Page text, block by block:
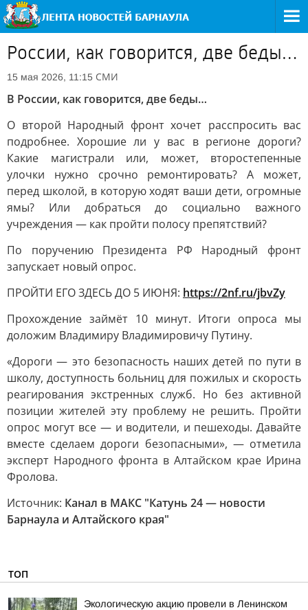
России, как говорится, две беды…
15 мая 2026, 11:15 СМИ
В России, как говорится, две беды…
О второй Народный фронт хочет расспросить вас
подробнее. Хорошие ли у вас в регионе дороги?
Какие магистрали или, может, второстепенные
улочки нужно срочно ремонтировать? А может,
перед школой, в которую ходят ваши дети, огромные
ямы? Или добраться до социально важного
учреждения — как пройти полосу препятствий?
По поручению Президента РФ Народный фронт
запускает новый опрос.
ПРОЙТИ ЕГО ЗДЕСЬ ДО 5 ИЮНЯ: https://2nf.ru/jbvZy
Прохождение займёт 10 минут. Итоги опроса мы
доложим Владимиру Владимировичу Путину.
«Дороги — это безопасность наших детей по пути в
школу, доступность больниц для пожилых и скорость
реагирования экстренных служб. Но без активной
позиции жителей эту проблему не решить. Пройти
опрос могут все — и водители, и пешеходы. Давайте
вместе сделаем дороги безопасными», — отметила
эксперт Народного фронта в Алтайском крае Ирина
Фролова.
Источник: Канал в МАКС "Катунь 24 — новости
Барнаула и Алтайского края"
ТОП
Экологическую акцию провели в Ленинском